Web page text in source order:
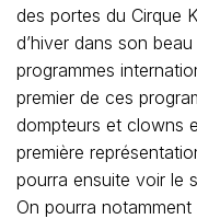
des portes du Cirque
d’hiver dans son
programmes
premier de ces
dompteurs et clowns
première
pourra ensuite voir le
On pourra